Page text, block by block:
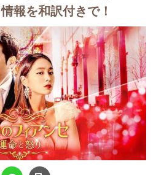
報を和訳付きで！